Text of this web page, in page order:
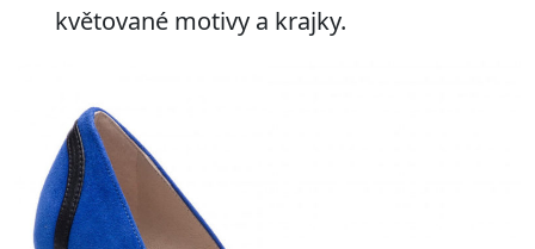
květované motivy a krajky.